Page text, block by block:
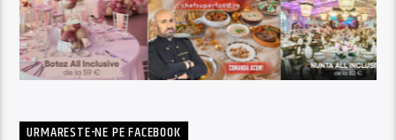
URMARESTE-NE PE FACEBOOK